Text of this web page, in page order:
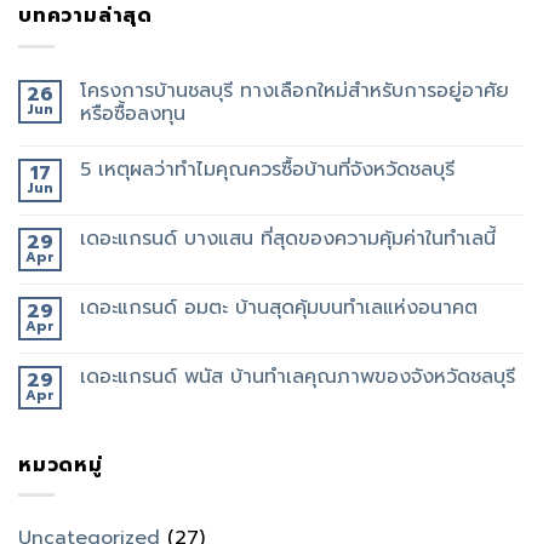
บทความล่าสุด
26
Jun
โครงการบ้านชลบุรี ทางเลือกใหม่สำหรับการอยู่อาศัย
หรือซื้อลงทุน
17
Jun
5 เหตุผลว่าทำไมคุณควรซื้อบ้านที่จังหวัดชลบุรี
29
Apr
เดอะแกรนด์ บางแสน ที่สุดของความคุ้มค่าในทำเลนี้
29
Apr
เดอะแกรนด์ อมตะ บ้านสุดคุ้มบนทำเลแห่งอนาคต
29
Apr
เดอะแกรนด์ พนัส บ้านทำเลคุณภาพของจังหวัดชลบุรี
หมวดหมู่
Uncategorized (27)